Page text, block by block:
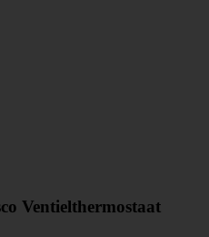
Ventielthermostaat